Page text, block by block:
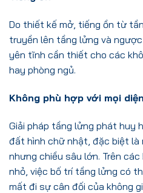
Do thiết kế mở, tiếng ồn từ
truyền lên tầng lửng và
yên tĩnh cần thiết cho các
hay phòng ngủ.
Không phù hợp với mọi
Giải pháp tầng lửng phát huy
đất hình chữ nhật, đặc biệt là
nhưng chiều sâu lớn. Trên
nhỏ, việc bố trí tầng lửng có
mất đi sự cân đối của không